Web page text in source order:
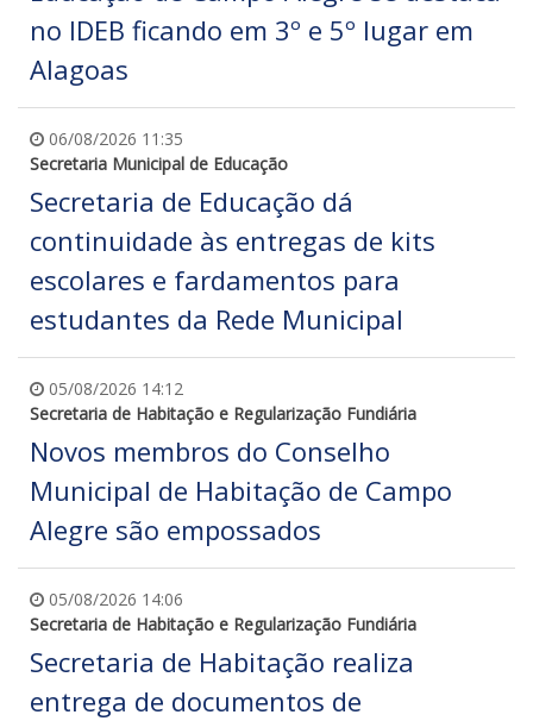
no IDEB ficando em 3º e 5º lugar em
Alagoas
06/08/2026 11:35
Secretaria Municipal de Educação
Secretaria de Educação dá
continuidade às entregas de kits
escolares e fardamentos para
estudantes da Rede Municipal
05/08/2026 14:12
Secretaria de Habitação e Regularização Fundiária
Novos membros do Conselho
Municipal de Habitação de Campo
Alegre são empossados
05/08/2026 14:06
Secretaria de Habitação e Regularização Fundiária
Secretaria de Habitação realiza
entrega de documentos de